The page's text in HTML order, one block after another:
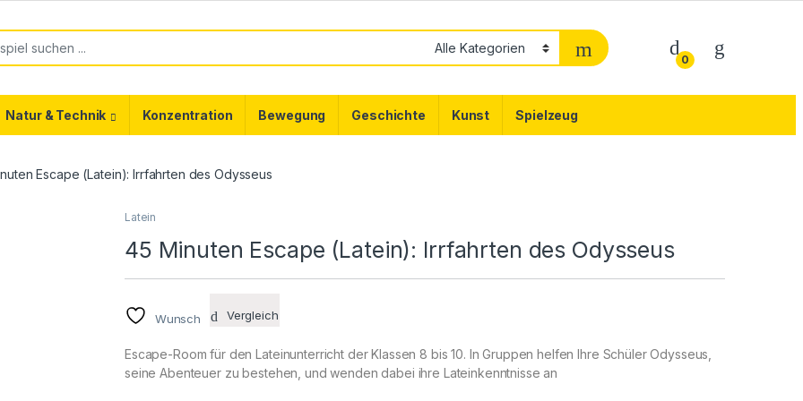
0
Natur & Technik Konzentration Bewegung Geschichte Kunst Spielzeug
Escape (Latein): Irrfahrten des Odysseus
Latein
45 Minuten Escape (Latein): Irrfahrten des Odysseus
Wunsch Vergleich
Escape-Room für den Lateinunterricht der Klassen 8 bis 10. In Gruppen helfen Ihre Schüler Odysseus,
seine Abenteuer zu bestehen, und wenden dabei ihre Lateinkenntnisse an